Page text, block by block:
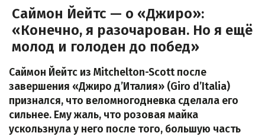
Саймон Йейтс — о «Джиро»:
«Конечно, я разочарован. Но я ещё
молод и голоден до побед»
Саймон Йейтс из Mitchelton-Scott после
завершения «Джиро д’Италия» (Giro d’Italia)
признался, что веломногодневка сделала его
сильнее. Ему жаль, что розовая майка
ускользнула у него после того, большую часть